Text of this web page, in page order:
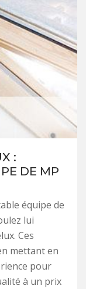
:
DE MP
équipe de
lui
Ces
mettant en
pour
à un prix